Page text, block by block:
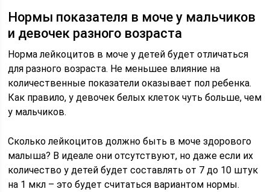
Нормы показателя в моче у мальчиков
и девочек разного возраста
Норма лейкоцитов в моче у детей будет отличаться
для разного возраста. Не меньшее влияние на
количественные показатели оказывает пол ребенка.
Как правило, у девочек белых клеток чуть больше, чем
у мальчиков.
Сколько лейкоцитов должно быть в моче здорового
малыша? В идеале они отсутствуют, но даже если их
количество у детей будет составлять от 7 до 10 штук
на 1 мкл – это будет считаться вариантом нормы.